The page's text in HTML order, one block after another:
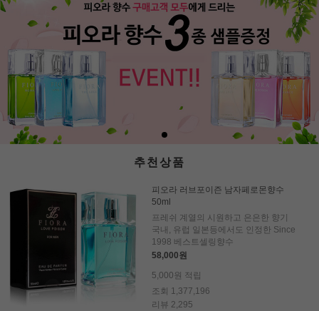
추천상품
피오라 러브포이즌 남자페로몬향수
50ml
프레쉬 계열의 시원하고 은은한 향기
국내, 유럽 일본등에서도 인정한 Since
1998 베스트셀링향수
58,000원
5,000원 적립
조회 1,377,196
리뷰 2,295